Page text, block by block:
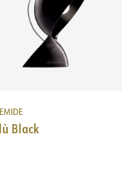
Black